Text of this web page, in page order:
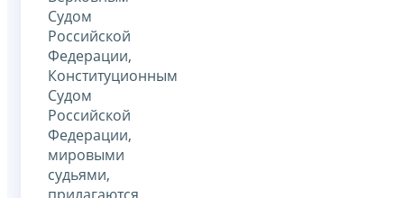
Судом
Российской
Федерации,
Конституционным
Судом
Российской
Федерации,
мировыми
судьями,